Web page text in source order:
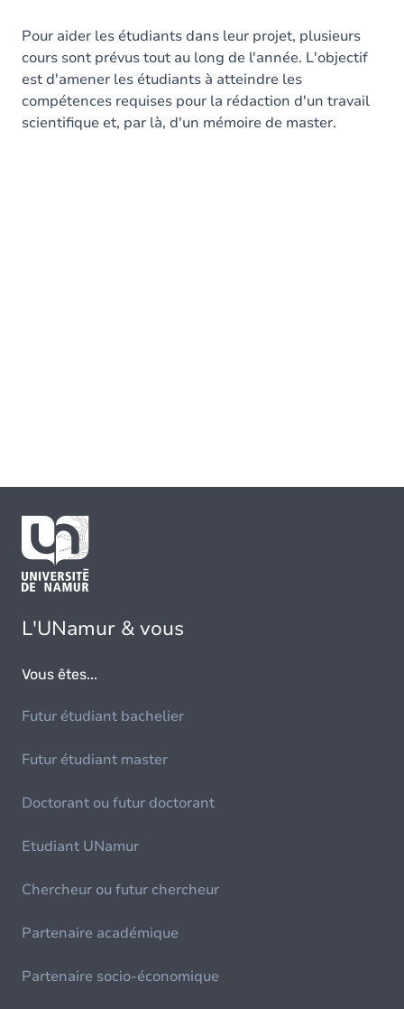
Pour aider les étudiants dans leur projet, plusieurs
cours sont prévus tout au long de l'année. L'objectif
est d'amener les étudiants à atteindre les
compétences requises pour la rédaction d'un travail
scientifique et, par là, d'un mémoire de master.
L'UNamur & vous
Vous êtes...
Futur étudiant bachelier
Futur étudiant master
Doctorant ou futur doctorant
Etudiant UNamur
Chercheur ou futur chercheur
Partenaire académique
Partenaire socio-économique